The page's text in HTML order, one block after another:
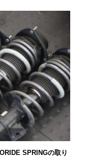
SPRINGの取り